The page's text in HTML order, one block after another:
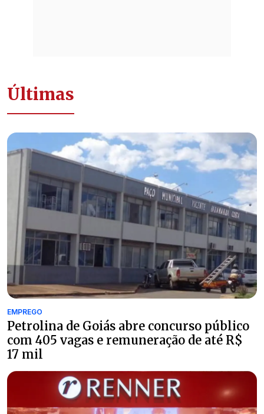
Últimas
EMPREGO
Petrolina de Goiás abre concurso público
com 405 vagas e remuneração de até R$
17 mil